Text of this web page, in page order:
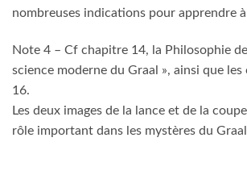
nombreuses indications pour apprendre
Note 4 – Cf chapitre 14, la Philosophie
science moderne du Graal », ainsi que
16.
Les deux images de la lance et de la
rôle important dans les mystères du